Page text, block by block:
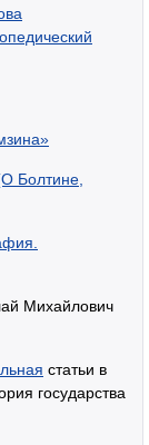
Болтине,
Михайлович
статьи в
государства